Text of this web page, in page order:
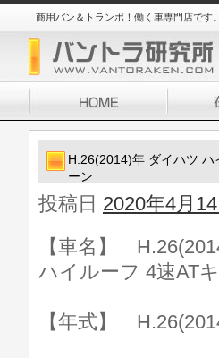
商用バン＆トランポ！働く車専門店です。
H.26(2014)年 ダイハツ
ーン
投稿日 2020年4月14
【車名】
ハイルーフ 4速AT
【年式】